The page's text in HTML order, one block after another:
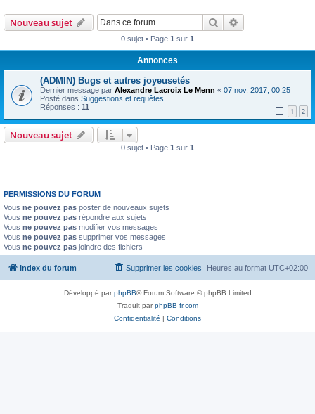
Nouveau sujet Rechercher
0 sujet • Page 1 sur 1
Annonces
(ADMIN) Bugs et autres joyeusetés
Dernier message par Alexandre Lacroix Le Menn « 07 nov. 2017, 00:25
Posté dans Suggestions et requêtes
Réponses : 11 1 2
Nouveau sujet
0 sujet • Page 1 sur 1
PERMISSIONS DU FORUM
Vous ne pouvez pas poster de nouveaux sujets
Vous ne pouvez pas répondre aux sujets
Vous ne pouvez pas modifier vos messages
Vous ne pouvez pas supprimer vos messages
Vous ne pouvez pas joindre des fichiers
Index du forum Heures au format UTC+02:00
Supprimer les cookies
Développé parphpBB® Forum Software © phpBB Limited
Traduit parphpBB-fr.com
Confidentialité | Conditions